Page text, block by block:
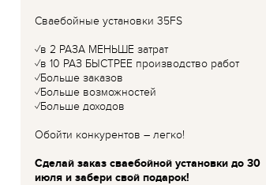
Сваебойные установки 35FS
✓в 2 РАЗА МЕНЬШЕ затрат
✓в 10 РАЗ БЫСТРЕЕ производство работ
✓Больше заказов
✓Больше возможностей
✓Больше доходов
Обойти конкурентов – легко!
Сделай заказ сваебойной установки до 30
июля и забери свой подарок!